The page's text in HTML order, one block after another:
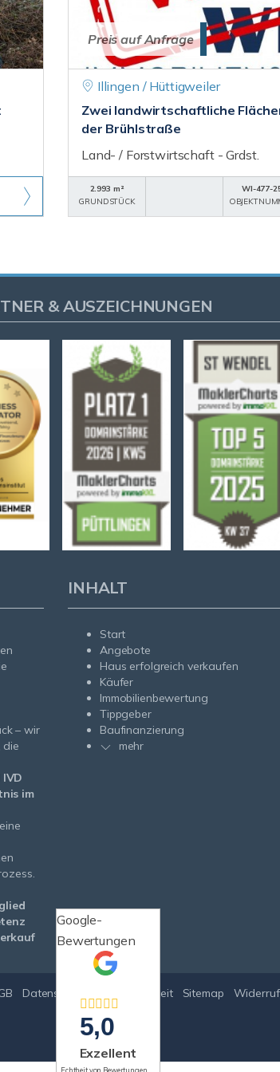
Preis auf Anfrage
Illingen / Hüttigweiler
Zwei landwirtschaftliche
der Brühlstraße
Land- / Forstwirtschaft - Grdst.
2.993 m²
GRUNDSTÜCK
WI-477-
Google-
Bewertungen
5,0
Exzellent
Echtheit von Bewertungen
& AUSZEICHNUNGEN
– wir
, die
im
INHALT
Start
Angebote
Haus erfolgreich verkaufen
Käufer
Immobilienbewertung
Tippgeber
Baufinanzierung
mehr
Datenschutz Barrierefreiheit Sitemap